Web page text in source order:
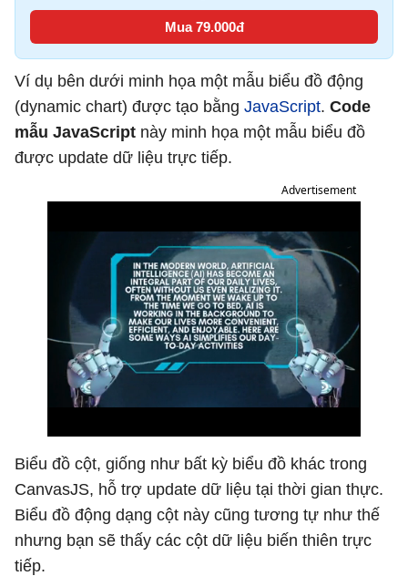
Mua 79.000đ
Ví dụ bên dưới minh họa một mẫu biểu đồ động
(dynamic chart) được tạo bằng JavaScript. Code
mẫu JavaScript này minh họa một mẫu biểu đồ
được update dữ liệu trực tiếp.
Advertisement
Biểu đồ cột, giống như bất kỳ biểu đồ khác trong
CanvasJS, hỗ trợ update dữ liệu tại thời gian thực.
Biểu đồ động dạng cột này cũng tương tự như thế
nhưng bạn sẽ thấy các cột dữ liệu biến thiên trực
tiếp.